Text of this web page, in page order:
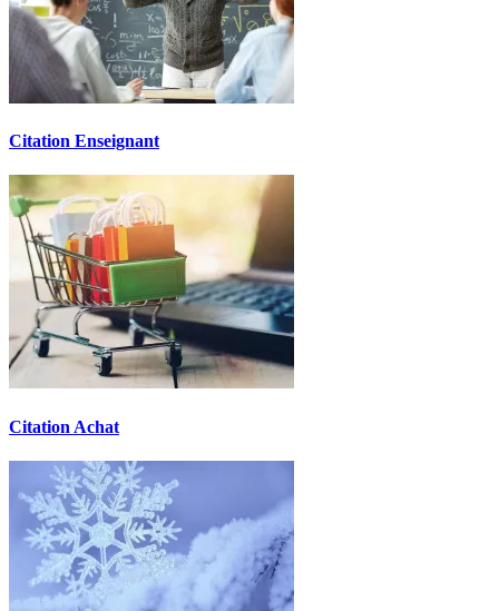
Citation Enseignant
Citation Achat